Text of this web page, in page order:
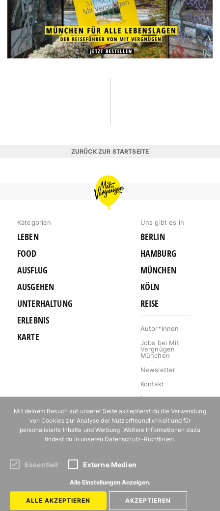
ZURÜCK ZUR STARTSEITE
MIT
VERGNÜGEN
MÜNCHEN
Kategorien
LEBEN
FOOD
AUSFLUG
AUSGEHEN
UNTERHALTUNG
ERLEBNIS
KARTE
Uns gibt es in
BERLIN
HAMBURG
MÜNCHEN
KÖLN
REISE
Autor*innen
Jobs bei Mit
Vergnügen
München
Newsletter
Kontakt
Impressum
Datenschutz
Mediakit
Events
Abonniere unseren Newsletter!
Mit deinem Besuch auf unserer Seite akzeptierst du die Verwendung
von Cookies zur Analyse der Nutzerfreundlichkeit und für
personalisierte Inhalte und Werbung. Weitere Informationen dazu
findest du in unseren Datenschutz-Richtlinien.
Essentiell Externe Medien
Alle Einstellungen Anzeigen.
ALLE AKZEPTIEREN AKZEPTIEREN